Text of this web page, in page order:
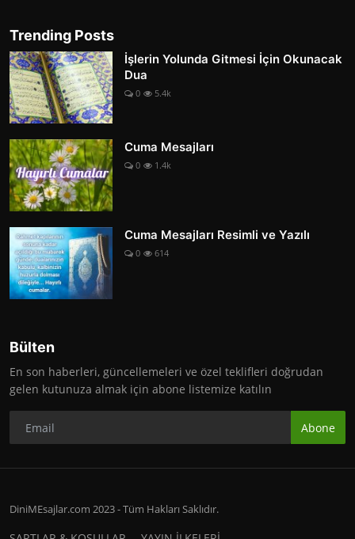
Trending Posts
İşlerin Yolunda Gitmesi İçin Okunacak
Dua
0 5.4k
Cuma Mesajları
0 1.4k
Cuma Mesajları Resimli ve Yazılı
0 614
Bülten
En son haberleri, güncellemeleri ve özel teklifleri doğrudan
gelen kutunuza almak için abone listemize katılın
Abone
DiniMEsajlar.com 2023 - Tüm Hakları Saklıdır.